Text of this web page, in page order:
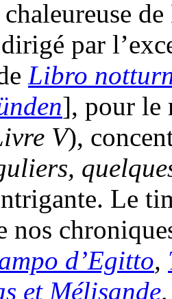
dirigé par
Libro
], pour le
V),
Le
nos
d’Egitto,
et Mélisande